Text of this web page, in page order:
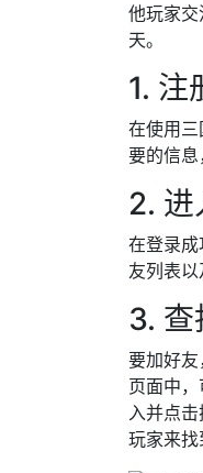
他玩家
天。
1. 注
在使用
要的信息
2. 进
在登录
友列表以
3. 查
要加好
页面中
入并点
玩家来找